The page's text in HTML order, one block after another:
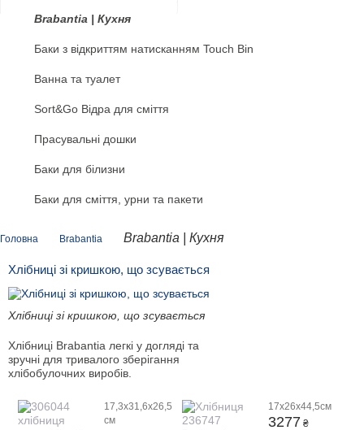
Brabantia | Кухня
Баки з відкриттям натисканням Touch Bin
Ванна та туалет
Sort&Go Відра для сміття
Прасувальні дошки
Баки для білизни
Баки для сміття, урни та пакети
Головна Brabantia Brabantia | Кухня
Хлібниці зі кришкою, що зсувається
Хлібниці зі кришкою, що зсувається
Хлібниці Brabantia легкі у догляді та
зручні для тривалого зберігання
хлібобулочних виробів.
17,3х31,6х26,5
см
17х26х44,5см
3277 ₴